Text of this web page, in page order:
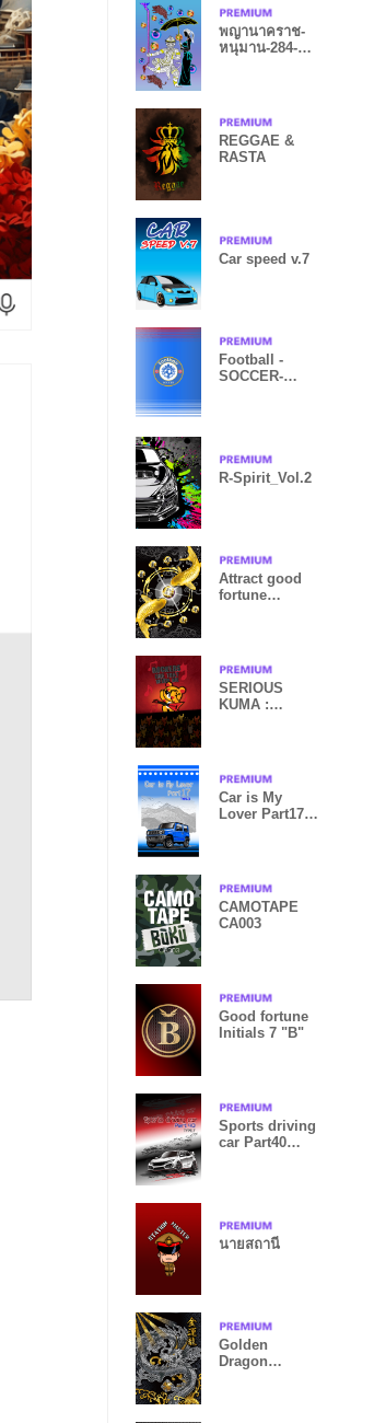
พญานาคราช-
หนุมาน-284-
REGGAE &
RASTA
Car speed v.7
Football -
SOCCER-
R-Spirit_Vol.2
Attract good
fortune
SERIOUS
KUMA :
Car is My
Lover Part17
CAMOTAPE
CA003
Good fortune
Initials 7 "B"
Sports driving
car Part40
นายสถานี
Golden
Dragon